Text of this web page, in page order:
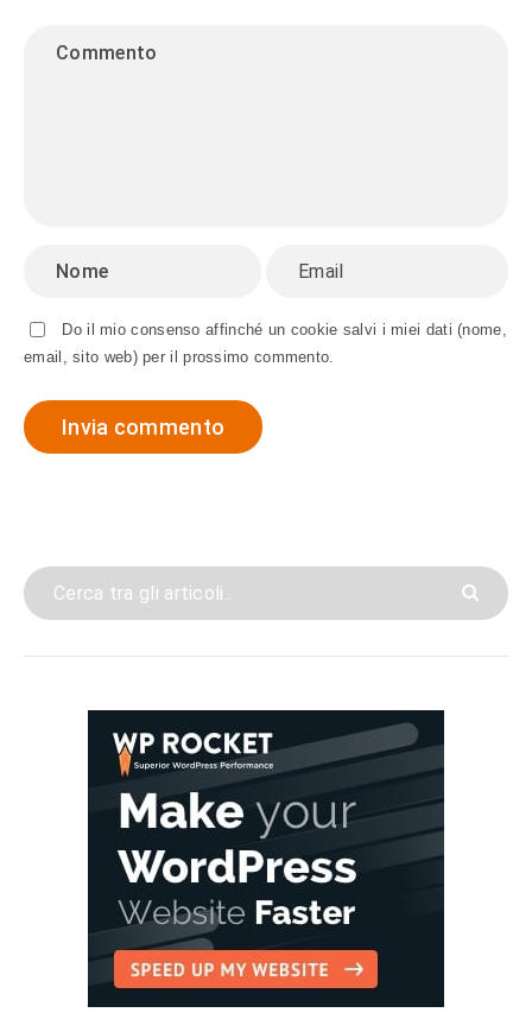
Do il mio consenso affinché un cookie salvi i miei dati (nome,
email, sito web) per il prossimo commento.